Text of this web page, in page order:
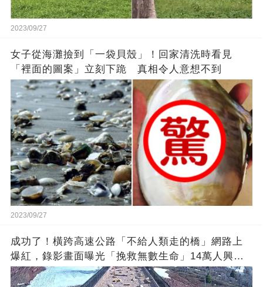
2023/09/27
女子從海灘撿到「一袋貝殼」！回家清洗時看見
「裡面的圖案」立刻下跪 真相令人意想不到
2023/09/27
成功了！橫跨高速公路「不給人類走的橋」網路上
爆紅，錄影畫面曝光「挽救無數生命」14萬人興奮
歡呼